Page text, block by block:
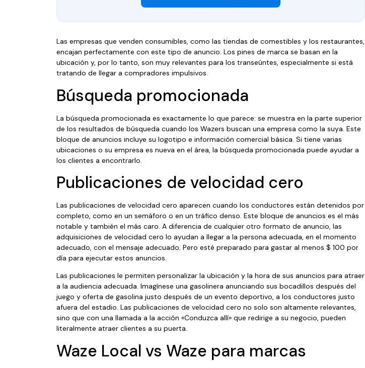
Las empresas que venden consumibles, como las tiendas de comestibles y los restaurantes,
encajan perfectamente con este tipo de anuncio. Los pines de marca se basan en la
ubicación y, por lo tanto, son muy relevantes para los transeúntes, especialmente si está
tratando de llegar a compradores impulsivos.
Búsqueda promocionada
La búsqueda promocionada es exactamente lo que parece: se muestra en la parte superior
de los resultados de búsqueda cuando los Wazers buscan una empresa como la suya. Este
bloque de anuncios incluye su logotipo e información comercial básica. Si tiene varias
ubicaciones o su empresa es nueva en el área, la búsqueda promocionada puede ayudar a
los clientes a encontrarlo.
Publicaciones de velocidad cero
Las publicaciones de velocidad cero aparecen cuando los conductores están detenidos por
completo, como en un semáforo o en un tráfico denso. Este bloque de anuncios es el más
notable y también el más caro. A diferencia de cualquier otro formato de anuncio, las
adquisiciones de velocidad cero lo ayudan a llegar a la persona adecuada, en el momento
adecuado, con el mensaje adecuado. Pero esté preparado para gastar al menos $ 100 por
día para ejecutar estos anuncios.
Las publicaciones le permiten personalizar la ubicación y la hora de sus anuncios para atraer
a la audiencia adecuada. Imagínese una gasolinera anunciando sus bocadillos después del
juego y oferta de gasolina justo después de un evento deportivo, a los conductores justo
afuera del estadio. Las publicaciones de velocidad cero no solo son altamente relevantes,
sino que con una llamada a la acción «Conduzca allí» que redirige a su negocio, pueden
literalmente atraer clientes a su puerta.
Waze Local vs Waze para marcas